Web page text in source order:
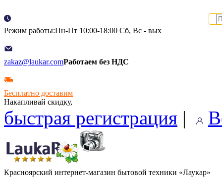
Режим работы:Пн-Пт 10:00-18:00 Сб, Вс - вых
zakaz@laukar.comРаботаем без НДС
Бесплатно доставим
Накапливай скидку,
быстрая регистрация |
Красноярский интернет-магазин бытовой техники «Лаукар»